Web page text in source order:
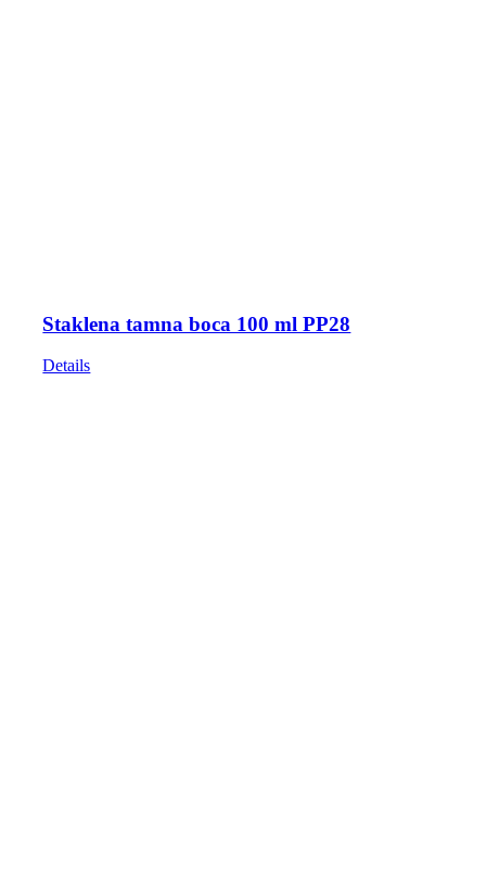
Staklena tamna boca 100 ml PP28
Details